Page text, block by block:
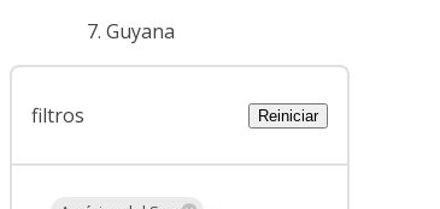
Guyana
filtros Reiniciar